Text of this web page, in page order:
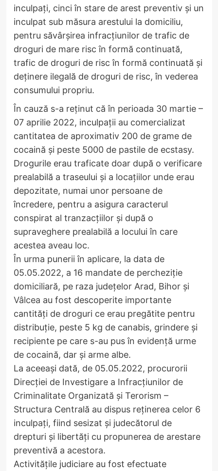
inculpaţi, cinci în stare de arest preventiv și un
inculpat sub măsura arestului la domiciliu,
pentru săvârșirea infracțiunilor de trafic de
droguri de mare risc în formă continuată,
trafic de droguri de risc în formă continuată și
deținere ilegală de droguri de risc, în vederea
consumului propriu.
În cauză s-a reținut că în perioada 30 martie –
07 aprilie 2022, inculpații au comercializat
cantitatea de aproximativ 200 de grame de
cocaină și peste 5000 de pastile de ecstasy.
Drogurile erau traficate doar după o verificare
prealabilă a traseului și a locațiilor unde erau
depozitate, numai unor persoane de
încredere, pentru a asigura caracterul
conspirat al tranzacțiilor și după o
supraveghere prealabilă a locului în care
acestea aveau loc.
În urma punerii în aplicare, la data de
05.05.2022, a 16 mandate de percheziție
domiciliară, pe raza județelor Arad, Bihor și
Vâlcea au fost descoperite importante
cantități de droguri ce erau pregătite pentru
distribuție, peste 5 kg de canabis, grindere și
recipiente pe care s-au pus în evidență urme
de cocaină, dar și arme albe.
La aceeași dată, de 05.05.2022, procurorii
Direcției de Investigare a Infracțiunilor de
Criminalitate Organizată și Terorism –
Structura Centrală au dispus reținerea celor 6
inculpați, fiind sesizat și judecătorul de
drepturi și libertăți cu propunerea de arestare
preventivă a acestora.
Activitățile judiciare au fost efectuate